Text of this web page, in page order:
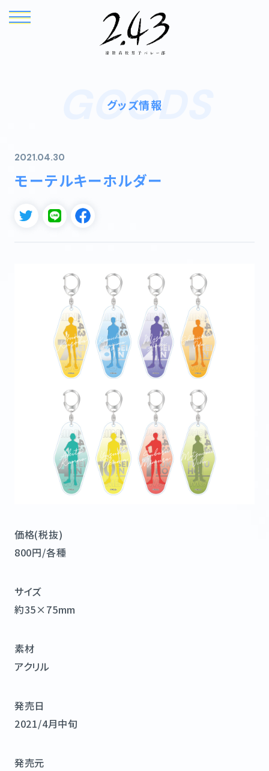
TOP
NEWS
ONAIR
STAFF&CAST
MOVIE
MUSIC
Blu-ray&DVD
BOOKS
GOODS
FUKUI × 2.43
FUKUI MAP
@243anime
GOODS
グッズ情報
2021.04.30
モーテルキーホルダー
価格(税抜)
800円/各種
サイズ
約35×75mm
素材
アクリル
発売日
2021/4月中旬
発売元